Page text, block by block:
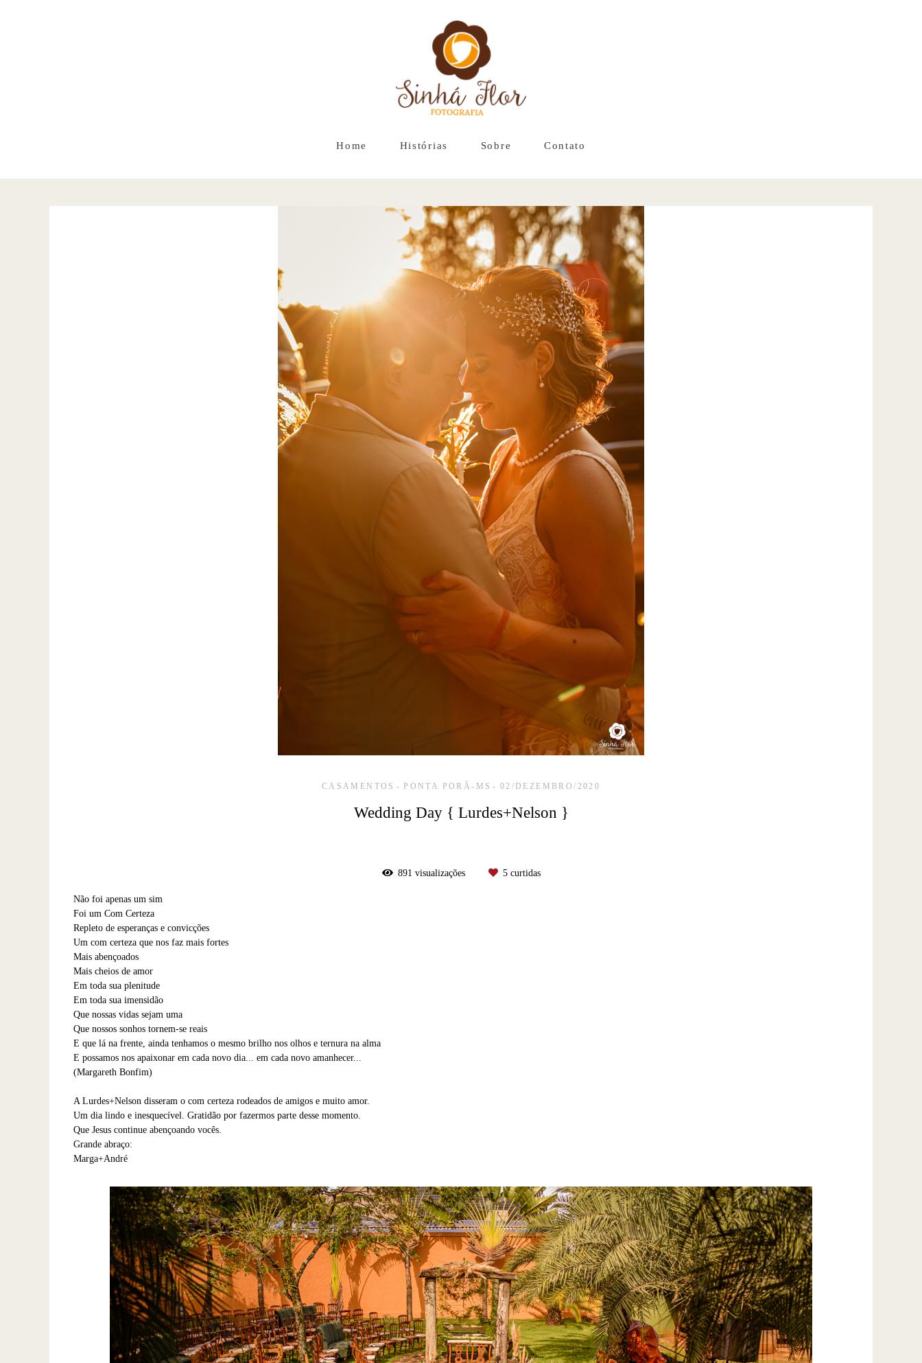
Home Histórias Sobre Contato
CASAMENTOS PONTA PORÃ-MS 02/DEZEMBRO/2020
Wedding Day { Lurdes+Nelson }
891 visualizações 5curtidas
Não foi apenas um sim
Foi um Com Certeza
Repleto de esperanças e convicções
Um com certeza que nos faz mais fortes
Mais abençoados
Mais cheios de amor
Em toda sua plenitude
Em toda sua imensidão
Que nossas vidas sejam uma
Que nossos sonhos tornem-se reais
E que lá na frente, ainda tenhamos o mesmo brilho nos olhos e ternura na alma
E possamos nos apaixonar em cada novo dia... em cada novo amanhecer...
(Margareth Bonfim)
A Lurdes+Nelson disseram o com certeza rodeados de amigos e muito amor.
Um dia lindo e inesquecível. Gratidão por fazermos parte desse momento.
Que Jesus continue abençoando vocês.
Grande abraço:
Marga+André